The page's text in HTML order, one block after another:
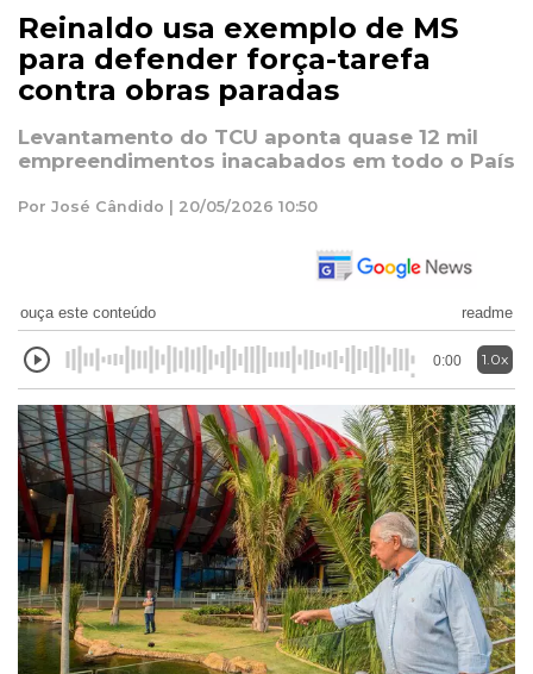
Reinaldo usa exemplo de MS
para defender força-tarefa
contra obras paradas
Levantamento do TCU aponta quase 12 mil
empreendimentos inacabados em todo o País
Por José Cândido | 20/05/2026 10:50
ouça este conteúdo readme
0:00 1.0x